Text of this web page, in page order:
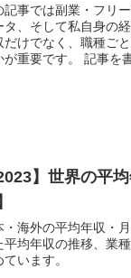
記事では副業・フリ
タ、そして私自身の
だけでなく、職種ご
るかが重要
2023】世界の平
・海外の平均年収・
平均年収の推移、業
ています。